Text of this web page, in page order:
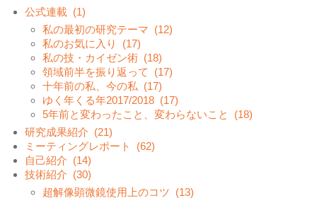
公式連載 (1)
私の最初の研究テーマ (12)
私のお気に入り
(17)
私の技・カイゼン術 (18)
領域前半を振り返って
(17)
十年前の私、今の私 (17)
ゆく年くる年2017/2018 (17)
5年前と変わったこと、変わらないこと
(18)
研究成果紹介 (21)
ミーティングレポート
(62)
自己紹介 (14)
技術紹介 (30)
超解像顕微鏡使用上のコツ (13)